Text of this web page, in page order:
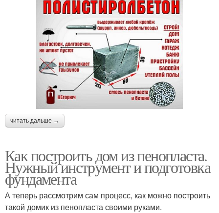
читать дальше →
Как построить дом из пенопласта.
Нужный инструмент и подготовка
фундамента
А теперь рассмотрим сам процесс, как можно построить
такой домик из пенопласта своими руками.